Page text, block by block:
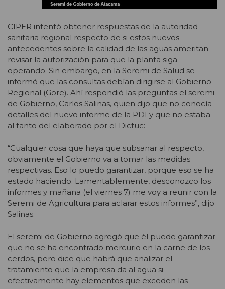
CIPER intentó obtener respuestas de la autoridad
sanitaria regional respecto de si estos nuevos
antecedentes sobre la calidad de las aguas ameritan
revisar la autorización para que la planta siga
operando. Sin embargo, en la Seremi de Salud se
informó que las consultas debían dirigirse al Gobierno
Regional (Gore). Ahí respondió las preguntas el seremi
de Gobierno, Carlos Salinas, quien dijo que no conocía
detalles del nuevo informe de la PDI y que no estaba
al tanto del elaborado por el Dictuc:
“Cualquier cosa que haya que subsanar al respecto,
obviamente el Gobierno va a tomar las medidas
respectivas. Eso lo puedo garantizar, porque eso se ha
estado haciendo. Lamentablemente, desconozco los
informes y mañana (el viernes 7) me voy a reunir con la
Seremi de Agricultura para aclarar estos informes”, dijo
Salinas.
El seremi de Gobierno agregó que él puede garantizar
que no se ha encontrado mercurio en la carne de los
cerdos, pero dice que habrá que analizar el
tratamiento que la empresa da al agua si
efectivamente hay elementos que exceden las